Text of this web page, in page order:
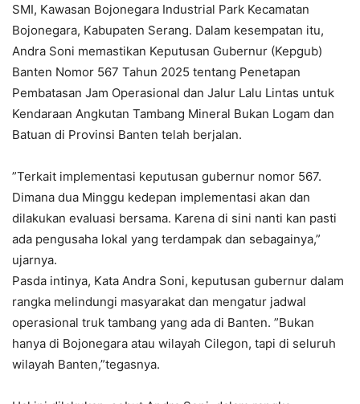
SMI, Kawasan Bojonegara Industrial Park Kecamatan
Bojonegara, Kabupaten Serang. Dalam kesempatan itu,
Andra Soni memastikan Keputusan Gubernur (Kepgub)
Banten Nomor 567 Tahun 2025 tentang Penetapan
Pembatasan Jam Operasional dan Jalur Lalu Lintas untuk
Kendaraan Angkutan Tambang Mineral Bukan Logam dan
Batuan di Provinsi Banten telah berjalan.
”Terkait implementasi keputusan gubernur nomor 567.
Dimana dua Minggu kedepan implementasi akan dan
dilakukan evaluasi bersama. Karena di sini nanti kan pasti
ada pengusaha lokal yang terdampak dan sebagainya,”
ujarnya.
Pasda intinya, Kata Andra Soni, keputusan gubernur dalam
rangka melindungi masyarakat dan mengatur jadwal
operasional truk tambang yang ada di Banten. ”Bukan
hanya di Bojonegara atau wilayah Cilegon, tapi di seluruh
wilayah Banten,”tegasnya.